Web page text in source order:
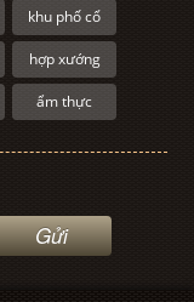
khu phố cổ
hợp xướng
ẩm thực